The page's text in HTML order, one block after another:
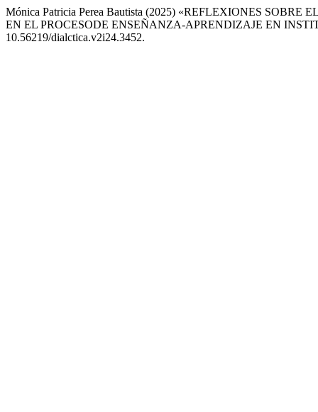
Mónica Patricia Perea Bautista (2025) «REFLEXIONES
EN EL PROCESODE ENSEÑANZA-APRENDIZAJE EN
10.56219/dialctica.v2i24.3452.